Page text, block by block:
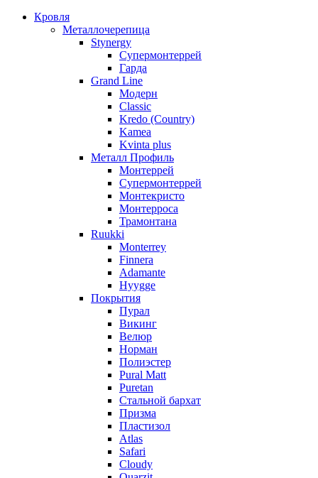
Кровля
Металлочерепица
Stynergy
Супермонтеррей
Гарда
Grand Line
Модерн
Classic
Kredo (Country)
Kamea
Kvinta plus
Металл Профиль
Монтеррей
Супермонтеррей
Монтекристо
Монтерроса
Трамонтана
Ruukki
Monterrey
Finnera
Adamante
Hyygge
Покрытия
Пурал
Викинг
Велюр
Норман
Полиэстер
Pural Matt
Puretan
Стальной бархат
Призма
Пластизол
Atlas
Safari
Cloudy